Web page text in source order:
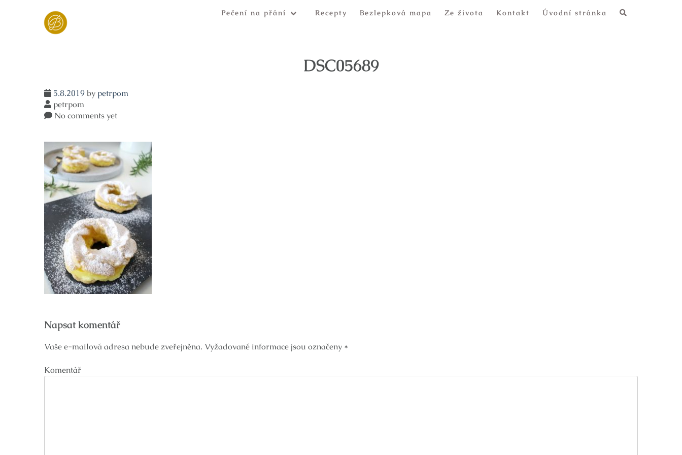
Pečení na přání Recepty Bezlepková mapa Ze života Kontakt Úvodní stránka
DSC05689
5.8.2019by petrpom
petrpom
No comments yet
pro
příspěvek
Napsat komentář
Vaše e-mailová adresa nebude zveřejněna. Vyžadované informace jsou označeny *
Komentář